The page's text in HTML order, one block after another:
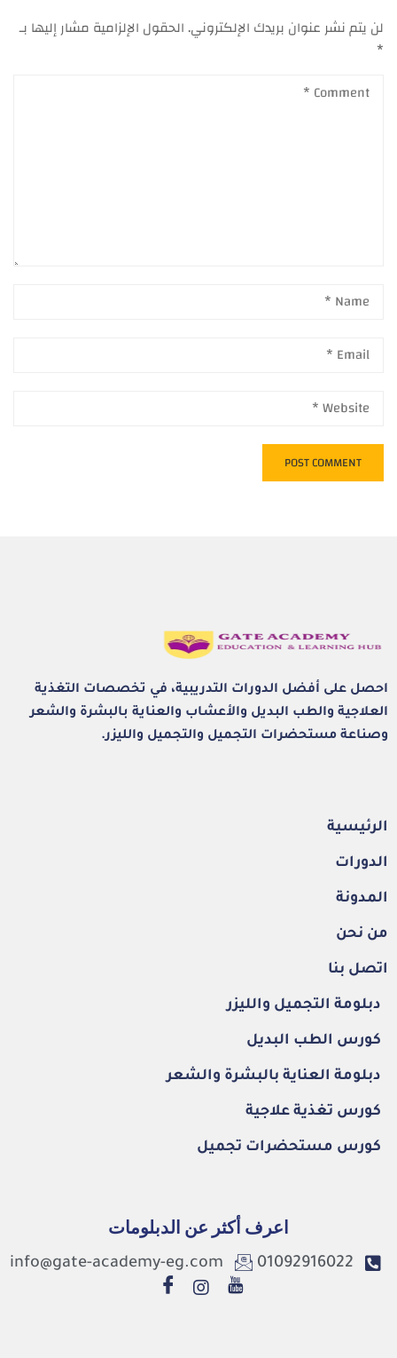
لن يتم نشر عنوان بريدك الإلكتروني.الحقول الإلزامية مشار إليها بـ
*
احصل على أفضل الدورات التدريبية، في تخصصات التغذية
العلاجية والطب البديل والأعشاب والعناية بالبشرة والشعر
وصناعة مستحضرات التجميل والتجميل والليزر.
الرئيسية
الدورات
المدونة
من نحن
اتصل بنا
دبلومة التجميل والليزر
كورس الطب البديل
دبلومة العناية بالبشرة والشعر
كورس تغذية علاجية
كورس مستحضرات تجميل
اعرف أكثر عن الدبلومات
01092916022
info@gate-academy-eg.com